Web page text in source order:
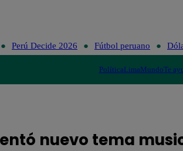
Perú Decide 2026 Fútbol peruano
PolíticaLimaMundoTe
nuevo tema